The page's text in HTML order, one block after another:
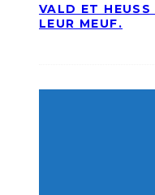
VALD ET HEUSS
LEUR MEUF.